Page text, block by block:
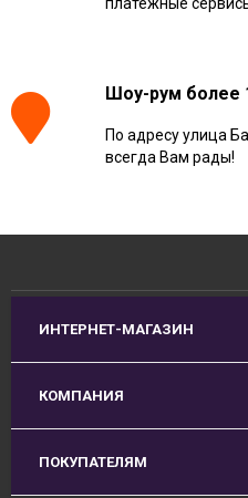
Шоу-рум более
По адресу улица
всегда Вам рады!
ИНТЕРНЕТ-МАГАЗИН
КОМПАНИЯ
ПОКУПАТЕЛЯМ